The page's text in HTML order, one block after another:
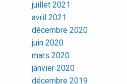
juillet 2021
avril 2021
décembre 2020
juin 2020
mars 2020
janvier 2020
décembre 2019